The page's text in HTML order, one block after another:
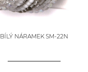
BÍLÝ NÁRAMEK SM-22N